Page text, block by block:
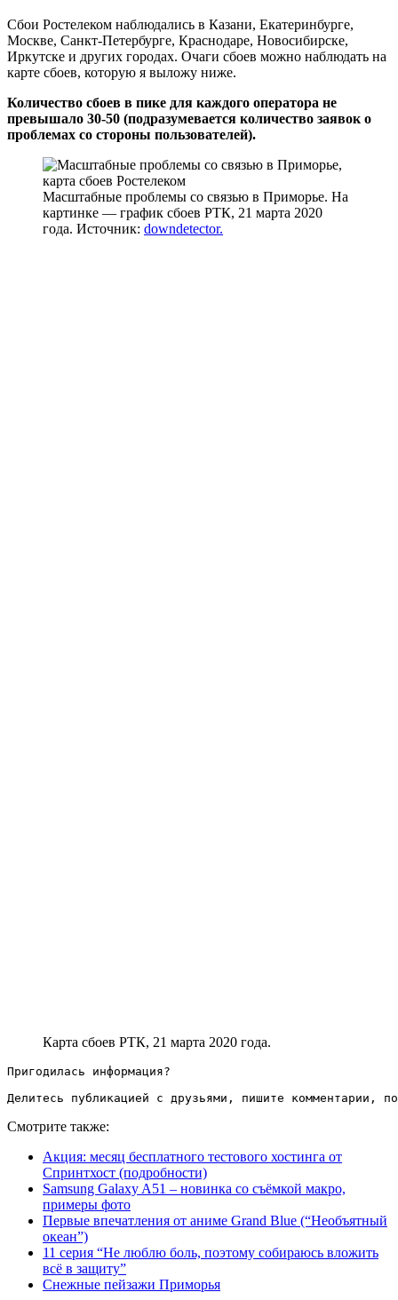
Сбои Ростелеком наблюдались в Казани, Екатеринбурге,
Москве, Санкт-Петербурге, Краснодаре, Новосибирске,
Иркутске и других городах. Очаги сбоев можно наблюдать на
карте сбоев, которую я выложу ниже.
Количество сбоев в пике для каждого оператора не
превышало 30-50 (подразумевается количество заявок о
проблемах со стороны пользователей).
Масштабные проблемы со связью в Приморье. На
картинке — график сбоев РТК, 21 марта 2020
года. Источник: downdetector.
Карта сбоев РТК, 21 марта 2020 года.
Пригодилась информация?
Делитесь публикацией с друзьями, пишите комментарии,
Смотрите также:
Акция: месяц бесплатного тестового хостинга от
Спринтхост (подробности)
Samsung Galaxy A51 – новинка со съёмкой макро,
примеры фото
Первые впечатления от аниме Grand Blue (“Необъятный
океан”)
11 серия “Не люблю боль, поэтому собираюсь вложить
всё в защиту”
Снежные пейзажи Приморья